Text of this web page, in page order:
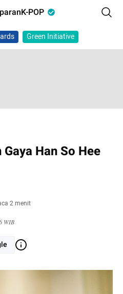
POP
Green Initiative
Han So Hee
2 menit
WIB